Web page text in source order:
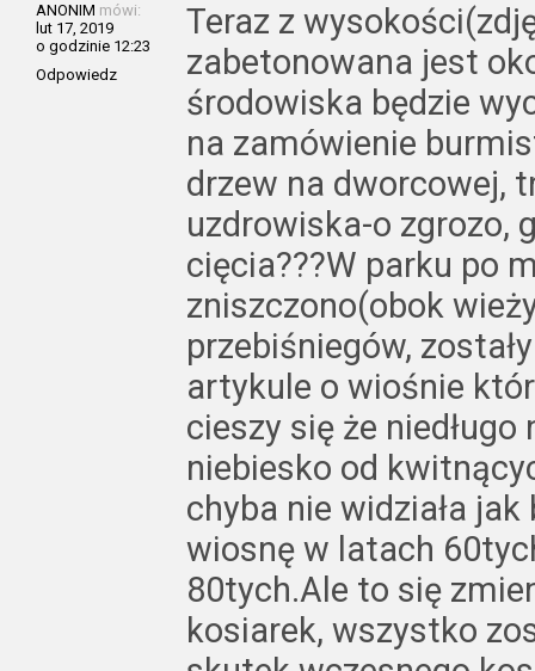
ANONIM mówi:
lut 17, 2019
o godzinie 12:23
Odpowiedz
Teraz z
zabetonowana jest
środowiska będzie
na zamówienie
drzew na dworcowej,
uzdrowiska-o zgrozo,
cięcia???W parku po
zniszczono(obok
przebiśniegów,
artykule o wiośnie
cieszy się że
niebiesko od
chyba nie widziała
wiosnę w latach
80tych.Ale to się
kosiarek, wszystko